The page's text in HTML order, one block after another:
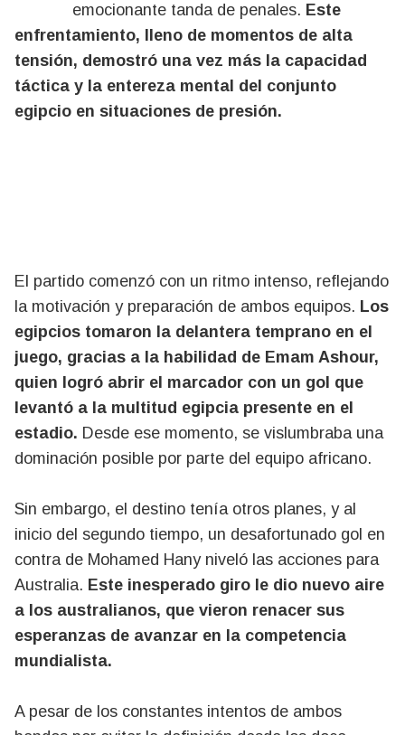
emocionante tanda de penales. Este
enfrentamiento, lleno de momentos de alta
tensión, demostró una vez más la capacidad
táctica y la entereza mental del conjunto
egipcio en situaciones de presión.
El partido comenzó con un ritmo intenso, reflejando
la motivación y preparación de ambos equipos. Los
egipcios tomaron la delantera temprano en el
juego, gracias a la habilidad de Emam Ashour,
quien logró abrir el marcador con un gol que
levantó a la multitud egipcia presente en el
estadio. Desde ese momento, se vislumbraba una
dominación posible por parte del equipo africano.
Sin embargo, el destino tenía otros planes, y al
inicio del segundo tiempo, un desafortunado gol en
contra de Mohamed Hany niveló las acciones para
Australia. Este inesperado giro le dio nuevo aire
a los australianos, que vieron renacer sus
esperanzas de avanzar en la competencia
mundialista.
A pesar de los constantes intentos de ambos